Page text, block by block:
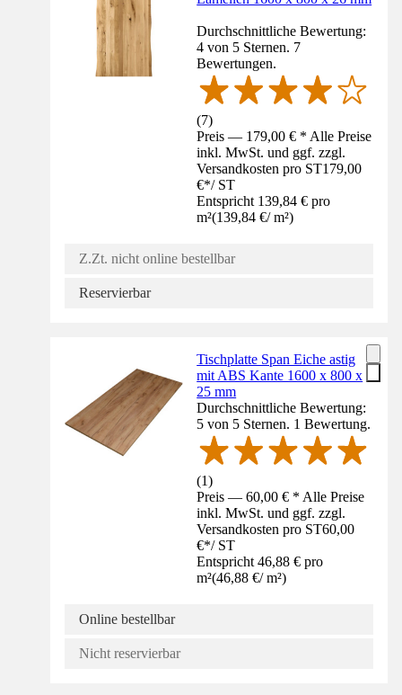
Durchschnittliche Bewertung:
4 von 5 Sternen. 7
Bewertungen.
(7)
Preis — 179,00 € * Alle Preise
inkl. MwSt. und ggf. zzgl.
Versandkosten pro ST179,00
€*/ ST
Entspricht 139,84 € pro
m²(139,84 €/ m²)
Z.Zt. nicht online bestellbar
Reservierbar
Tischplatte Span Eiche astig
mit ABS Kante 1600 x 800 x
25 mm
Durchschnittliche Bewertung:
5 von 5 Sternen. 1 Bewertung.
(1)
Preis — 60,00 € * Alle Preise
inkl. MwSt. und ggf. zzgl.
Versandkosten pro ST60,00
€*/ ST
Entspricht 46,88 € pro
m²(46,88 €/ m²)
Online bestellbar
Nicht reservierbar